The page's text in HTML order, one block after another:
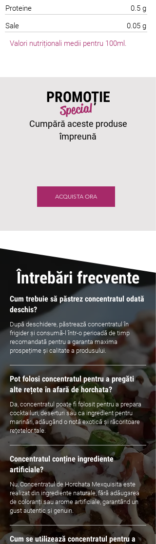
Proteine
0.5 g
Sale
0.05 g
Valori nutriționali medii pentru 100ml.
PROMOȚIE
Special
Cumpără aceste produse
împreună
ACQUISTA ORA
Întrebări frecvente
Cum trebuie să păstrez concentratul odată
deschis?
După deschidere, păstrează concentratul în
frigider și consumă-l într-o perioadă de timp
recomandată pentru a garanta maxima
prospețime și calitate a produsului.
Pot folosi concentratul pentru a pregăti
alte rețete în afară de horchata?
Da, concentratul poate fi folosit pentru a prepara
cocktailuri, deserturi sau ca ingredient pentru
marinări, adăugând o notă exotică și răcoritoare
rețetelor tale.
Concentratul conține ingrediente
artificiale?
Nu, Concentratul de Horchata Mexquisita este
realizat din ingrediente naturale, fără adăugarea
de coloranți sau arome artificiale, garantând un
gust autentic și genuin.
Cum se utilizează concentratul pentru a